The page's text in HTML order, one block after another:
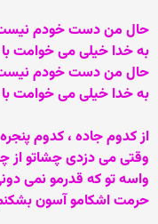
حال من دست خودم نیست
به خدا خیلی می خوامت
حال من دست خودم نیست
به خدا خیلی می خوامت
از کدوم جاده ، کدوم
وقتی می دزدی چشاتو
واسه تو که قدرمو نمی
حرمت اشکامو آسون